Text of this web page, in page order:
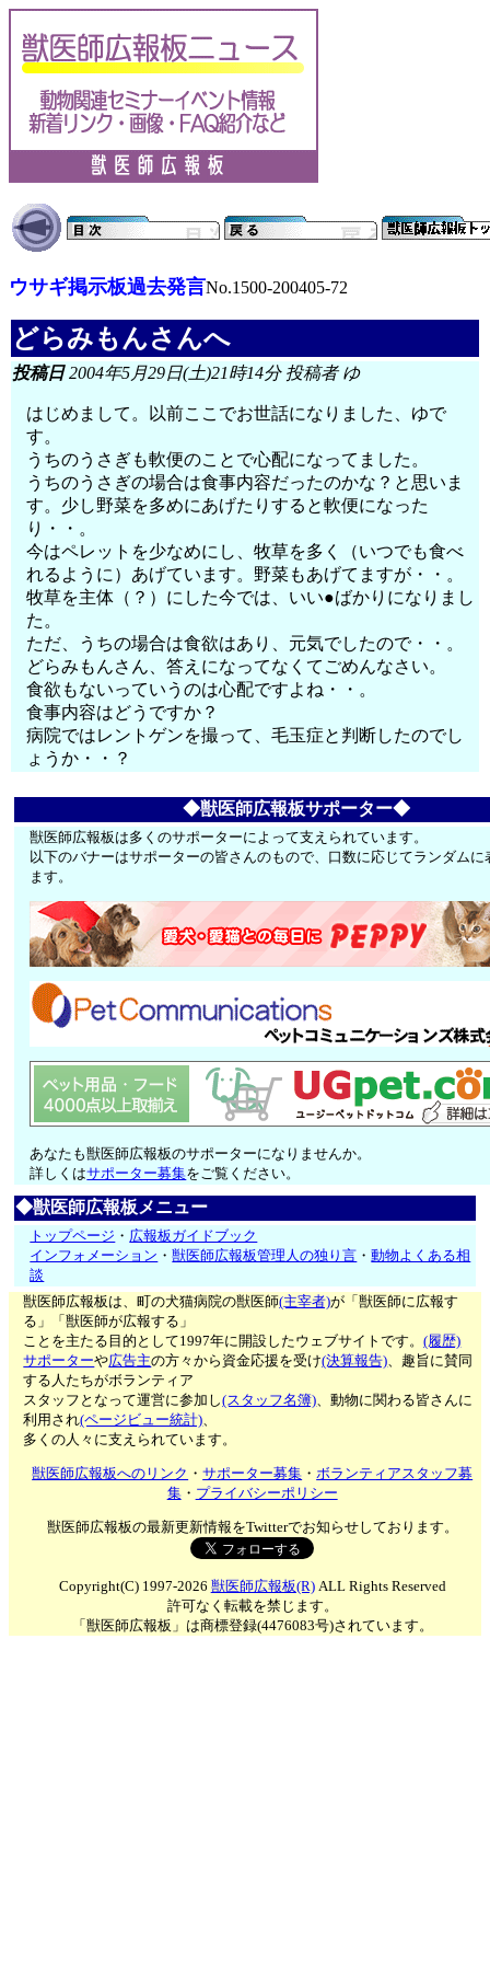
ウサギ掲示板過去発言No.1500-200405-72
どらみもんさんへ
投稿日2004年5月29日(土)21時14分 投稿者 ゆ
はじめまして。以前ここでお世話になりました、ゆで
す。
うちのうさぎも軟便のことで心配になってました。
うちのうさぎの場合は食事内容だったのかな？と思いま
す。少し野菜を多めにあげたりすると軟便になった
り・・。
今はペレットを少なめにし、牧草を多く（いつでも食べ
れるように）あげています。野菜もあげてますが・・。
牧草を主体（？）にした今では、いい●ばかりになりまし
た。
ただ、うちの場合は食欲はあり、元気でしたので・・。
どらみもんさん、答えになってなくてごめんなさい。
食欲もないっていうのは心配ですよね・・。
食事内容はどうですか？
病院ではレントゲンを撮って、毛玉症と判断したのでし
ょうか・・？
◆獣医師広報板サポーター◆
獣医師広報板は多くのサポーターによって支えられています。
以下のバナーはサポーターの皆さんのもので、口数に応じてランダムに
ます。
あなたも獣医師広報板のサポーターになりませんか。
詳しくはサポーター募集をご覧ください。
◆獣医師広報板メニュー
トップページ ・ 広報板ガイドブック
インフォメーション ・獣医師広報板管理人の独り言 ・動物よくある相
談
獣医師広報板は、町の犬猫病院の獣医師(主宰者)が「獣医師に広報す
る」「獣医師が広報する」
ことを主たる目的として1997年に開設したウェブサイトです。(履歴)
サポーターや広告主の方々から資金応援を受け(決算報告)、趣旨に賛同
する人たちがボランティア
スタッフとなって運営に参加し(スタッフ名簿)、動物に関わる皆さんに
利用され(ページビュー統計)、
多くの人々に支えられています。
獣医師広報板へのリンク ・サポーター募集 ・ボランティアスタッフ募
集・ プライバシーポリシー
獣医師広報板の最新更新情報をTwitterでお知らせしております。
Copyright(C) 1997-2026 獣医師広報板(R)ALL Rights Reserved
許可なく転載を禁じます。
「獣医師広報板」は商標登録(4476083号)されています。